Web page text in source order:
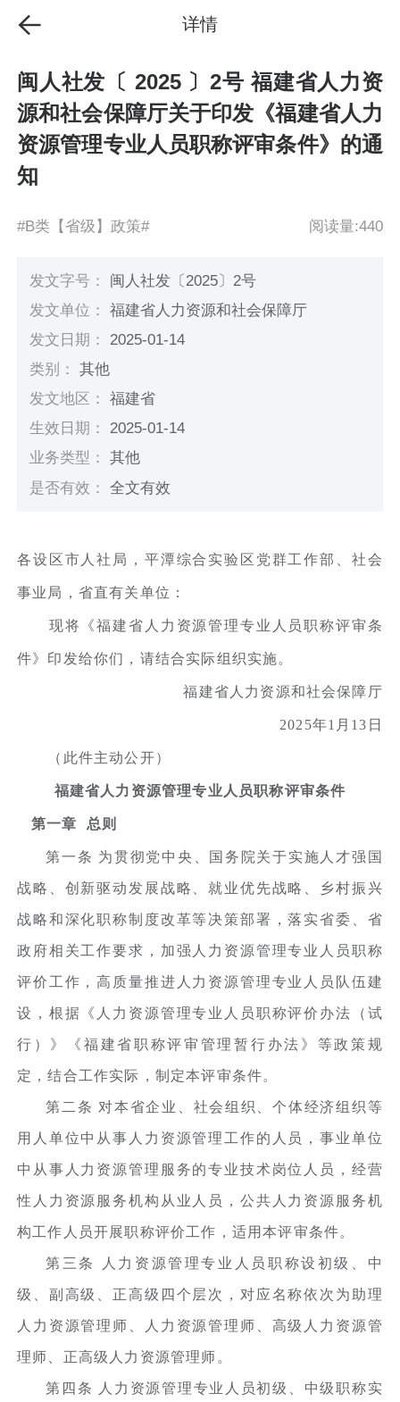
详情
闽人社发〔 2025 〕2号 福建省人力资
源和社会保障厅关于印发《福建省人力
资源管理专业人员职称评审条件》的通
知
#B类【省级】政策# 阅读量:440
发文字号： 闽人社发〔2025〕2号
发文单位：福建省人力资源和社会保障厅
发文日期： 2025-01-14
类别：其他
发文地区：福建省
生效日期： 2025-01-14
业务类型：其他
是否有效：全文有效
各设区市人社局，平潭综合实验区党群工作部、社会
事业局，省直有关单位：
现将《福建省人力资源管理专业人员职称评审条
件》印发给你们，请结合实际组织实施。
福建省人力资源和社会保障厅
2025年1月13日
（此件主动公开）
福建省人力资源管理专业人员职称评审条件
第一章 总则
第一条 为贯彻党中央、国务院关于实施人才强国
战略、创新驱动发展战略、就业优先战略、乡村振兴
战略和深化职称制度改革等决策部署，落实省委、省
政府相关工作要求，加强人力资源管理专业人员职称
评价工作，高质量推进人力资源管理专业人员队伍建
设，根据《人力资源管理专业人员职称评价办法（试
行）》《福建省职称评审管理暂行办法》等政策规
定，结合工作实际，制定本评审条件。
第二条 对本省企业、社会组织、个体经济组织等
用人单位中从事人力资源管理工作的人员，事业单位
中从事人力资源管理服务的专业技术岗位人员，经营
性人力资源服务机构从业人员，公共人力资源服务机
构工作人员开展职称评价工作，适用本评审条件。
第三条 人力资源管理专业人员职称设初级、中
级、副高级、正高级四个层次，对应名称依次为助理
人力资源管理师、人力资源管理师、高级人力资源管
理师、正高级人力资源管理师。
第四条 人力资源管理专业人员初级、中级职称实